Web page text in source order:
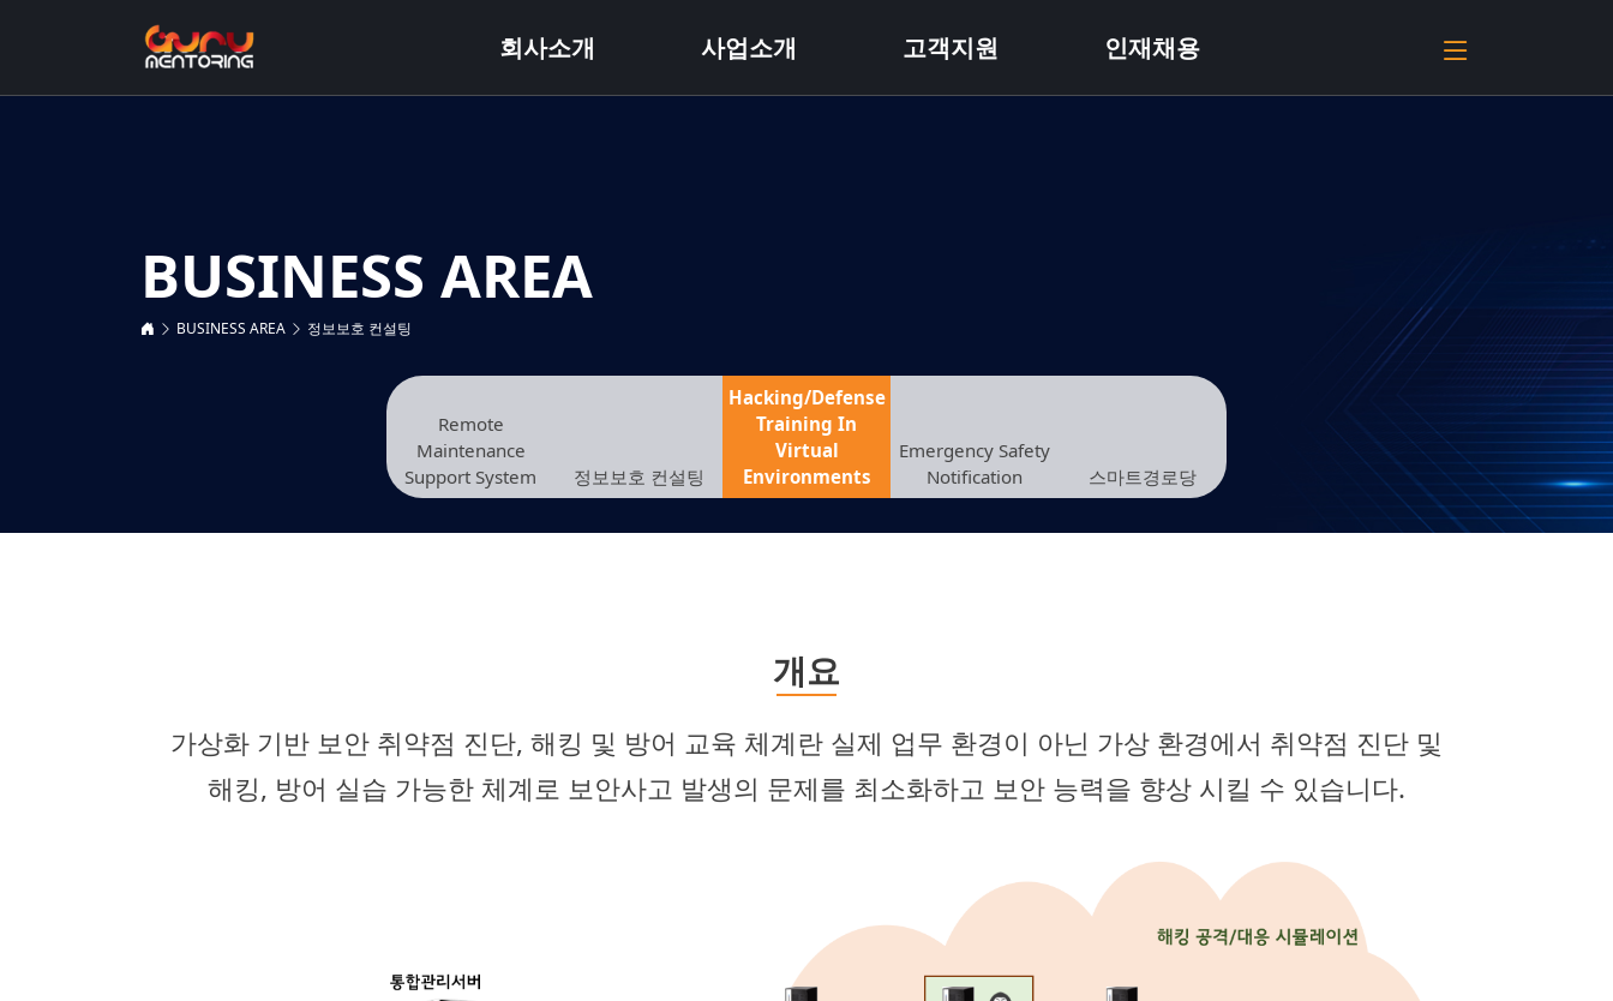
회사소개 사업소개 고객지원 인재채용
BUSINESS AREA
BUSINESS AREA 정보보호 컨설팅
Remote
Maintenance
Support System
정보보호 컨설팅
Hacking/Defense
Training In
Virtual
Environments
Emergency Safety
Notification
스마트경로당
개요
가상화 기반 보안 취약점 진단, 해킹 및 방어 교육 체계란 실제 업무 환경이 아닌 가상 환경에서 취약점 진단 및
해킹, 방어 실습 가능한 체계로 보안사고 발생의 문제를 최소화하고 보안 능력을 향상 시킬 수 있습니다.